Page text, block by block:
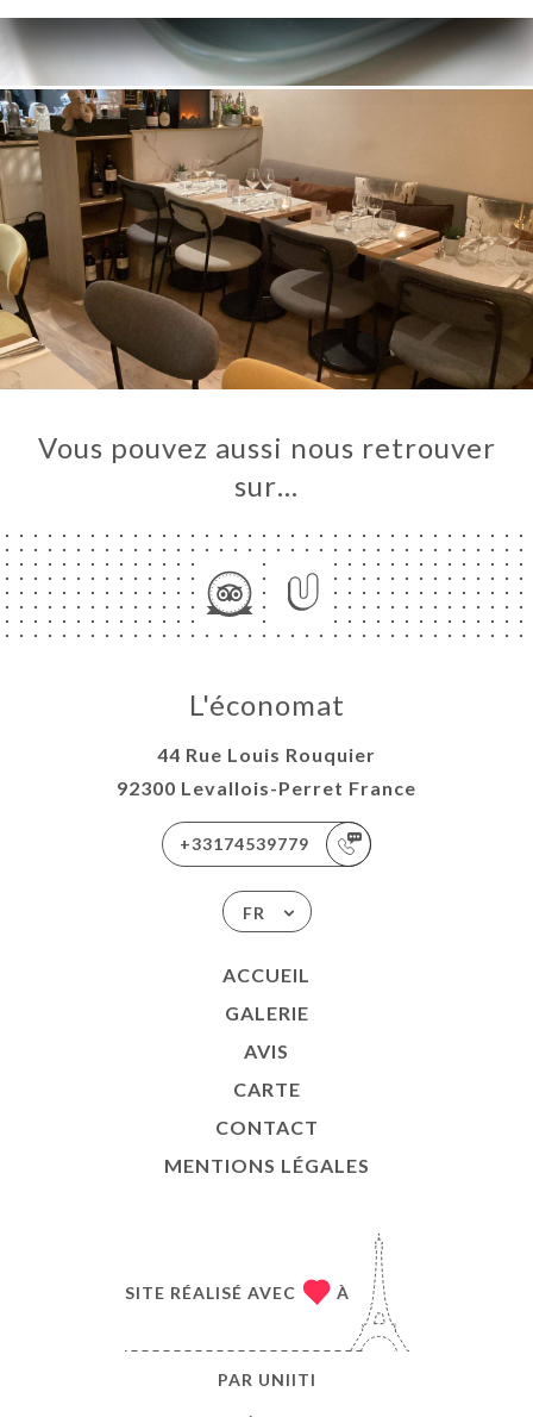
Vous pouvez aussi nous retrouver
sur…
L'économat
44 Rue Louis Rouquier
92300 Levallois-Perret France
+33174539779
FR
ACCUEIL
GALERIE
AVIS
CARTE
CONTACT
MENTIONS LÉGALES
SITE RÉALISÉ AVEC À
PAR UNIITI